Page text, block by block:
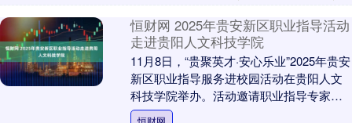
恒财网 2025年贵安新区职业指导活动
走进贵阳人文科技学院
11月8日，“贵聚英才·安心乐业”2025年贵安
新区职业指导服务进校园活动在贵阳人文
科技学院举办。活动邀请职业指导专家陈
江艳作《无悔青春恒财网，我的大学——
恒财网